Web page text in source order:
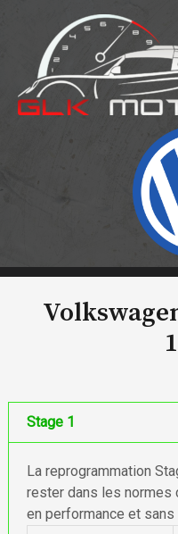
contenu
Stage 1
La reprogrammation
rester dans les normes
en performance et sans